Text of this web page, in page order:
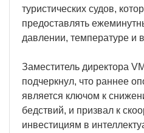
туристических судов,
предоставлять
давлении, температуре и
Заместитель директора
подчеркнул, что раннее
является ключом к
бедствий, и призвал к
инвестициям в